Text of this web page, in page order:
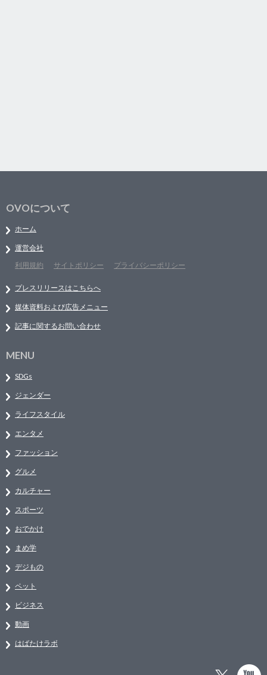
OVOについて
ホーム
運営会社
利用規約
サイトポリシー プライバシーポリシー
プレスリリースはこちらへ
媒体資料および広告メニュー
記事に関するお問い合わせ
MENU
SDGs
ジェンダー
ライフスタイル
エンタメ
ファッション
グルメ
カルチャー
スポーツ
おでかけ
まめ学
デジもの
ペット
ビジネス
動画
はばたけラボ